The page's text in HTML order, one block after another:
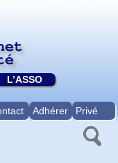
L’ASSO
Adhérer Privé